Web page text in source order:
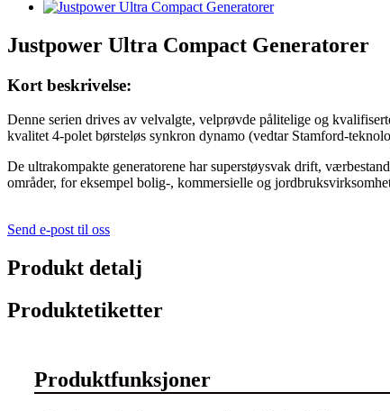
Justpower Ultra Compact Generatorer
Kort beskrivelse:
Denne serien drives av velvalgte, velprøvde pålitelige og
kvalitet 4-polet børsteløs synkron dynamo (vedtar Stamford-
De ultrakompakte generatorene har superstøysvak drift,
områder, for eksempel bolig-, kommersielle og
Send e-post til oss
Produkt detalj
Produktetiketter
Produktfunksjoner